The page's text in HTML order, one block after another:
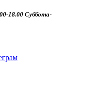
18.00 Суббота-